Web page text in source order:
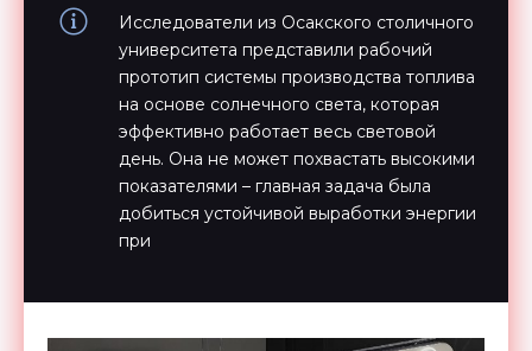
Исследователи из Осакского столичного
университета представили рабочий
прототип системы производства топлива
на основе солнечного света, которая
эффективно работает весь световой
день. Она не может похвастать высокими
показателями – главная задача была
добиться устойчивой выработки энергии
при